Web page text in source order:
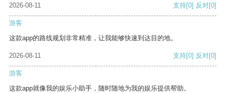
2026-08-11
支持[0] 反对[0]
游客
这款app的路线规划非常精准，让我能够快速到达目的地。
2026-08-11 支持[0] 反对[0]
游客
这款app就像我的娱乐小助手，随时随地为我的娱乐提供帮助。